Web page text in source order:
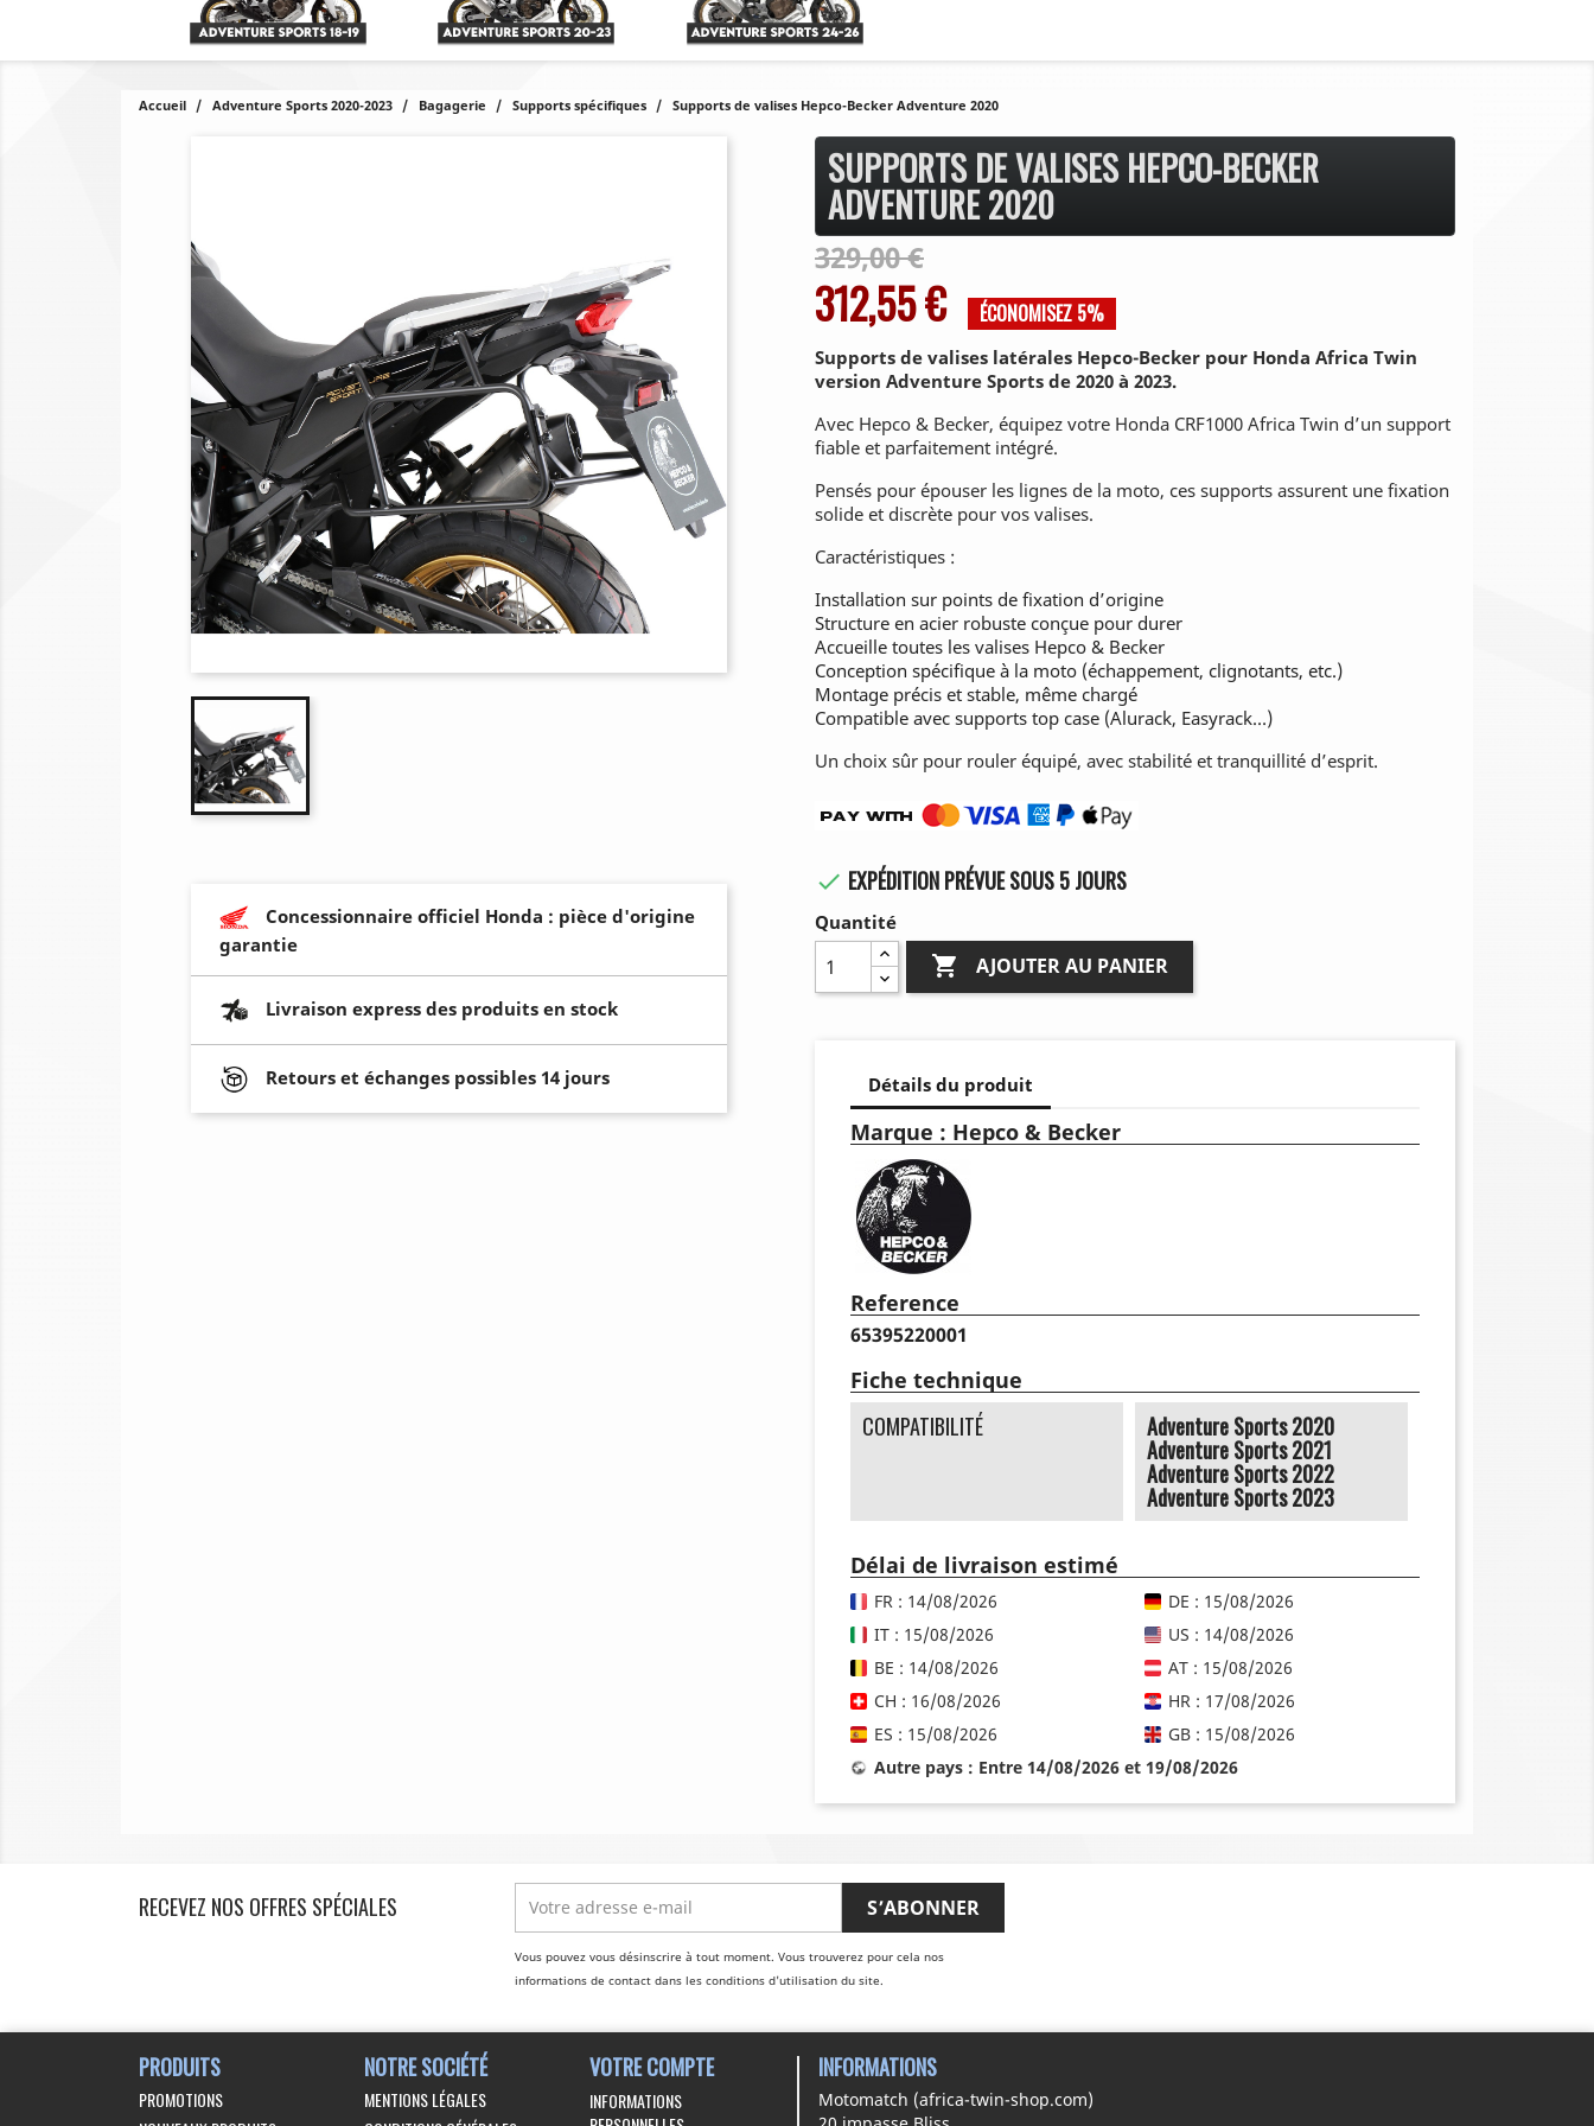
Accueil Adventure Sports 2020-2023 Bagagerie Supports spécifiques Supports de valises Hepco-Becker Adventure 2020
Concessionnaire officiel Honda : pièce d'origine
garantie
Livraison express des produits en stock
Retours et échanges possibles 14 jours
SUPPORTS DE VALISES HEPCO-BECKER
ADVENTURE 2020
329,00 €
312,55 € ÉCONOMISEZ 5%
Supports de valises latérales Hepco-Becker pour Honda Africa Twin
version Adventure Sports de 2020 à 2023.
Avec Hepco & Becker, équipez votre Honda CRF1000 Africa Twin d’un support
fiable et parfaitement intégré.
Pensés pour épouser les lignes de la moto, ces supports assurent une fixation
solide et discrète pour vos valises.
Caractéristiques :
Installation sur points de fixation d’origine
Structure en acier robuste conçue pour durer
Accueille toutes les valises Hepco & Becker
Conception spécifique à la moto (échappement, clignotants, etc.)
Montage précis et stable, même chargé
Compatible avec supports top case (Alurack, Easyrack…)
Un choix sûr pour rouler équipé, avec stabilité et tranquillité d’esprit.
 EXPÉDITION PRÉVUE SOUS 5 JOURS
Quantité
 AJOUTER AU PANIER
Détails du produit
Marque : Hepco & Becker
Reference
65395220001
Fiche technique
COMPATIBILITÉ Adventure Sports 2020
Adventure Sports 2021
Adventure Sports 2022
Adventure Sports 2023
Délai de livraison estimé
FR : 14/08/2026
DE : 15/08/2026
IT : 15/08/2026
US : 14/08/2026
BE : 14/08/2026
AT : 15/08/2026
CH : 16/08/2026
HR : 17/08/2026
ES : 15/08/2026
GB : 15/08/2026
Autre pays : Entre 14/08/2026 et 19/08/2026
RECEVEZ NOS OFFRES SPÉCIALES
Vous pouvez vous désinscrire à tout moment. Vous trouverez pour cela nos
informations de contact dans les conditions d'utilisation du site.
PRODUITS
PROMOTIONS
NOTRE SOCIÉTÉ
MENTIONS LÉGALES
VOTRE COMPTE
INFORMATIONS
INFORMATIONS
Motomatch (africa-twin-shop.com)